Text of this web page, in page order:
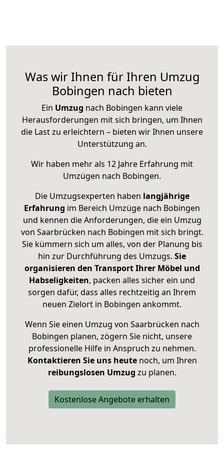
Was wir Ihnen für Ihren Umzug
Bobingen nach bieten
Ein Umzug nach Bobingen kann viele
Herausforderungen mit sich bringen, um Ihnen
die Last zu erleichtern – bieten wir Ihnen unsere
Unterstützung an.
Wir haben mehr als 12 Jahre Erfahrung mit
Umzügen nach Bobingen.
Die Umzugsexperten haben langjährige
Erfahrung im Bereich Umzüge nach Bobingen
und kennen die Anforderungen, die ein Umzug
von Saarbrücken nach Bobingen mit sich bringt.
Sie kümmern sich um alles, von der Planung bis
hin zur Durchführung des Umzugs. Sie
organisieren den Transport Ihrer Möbel und
Habseligkeiten, packen alles sicher ein und
sorgen dafür, dass alles rechtzeitig an Ihrem
neuen Zielort in Bobingen ankommt.
Wenn Sie einen Umzug von Saarbrücken nach
Bobingen planen, zögern Sie nicht, unsere
professionelle Hilfe in Anspruch zu nehmen.
Kontaktieren Sie uns heutenoch, um Ihren
reibungslosen Umzug zu planen.
Kostenlose Angebote erhalten